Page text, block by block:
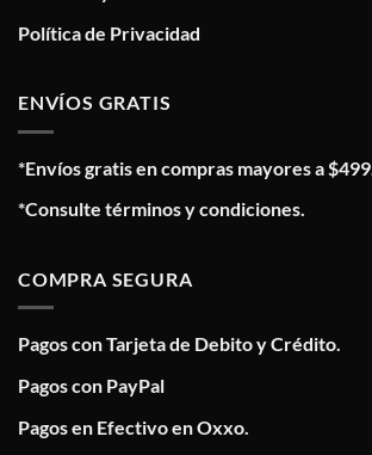
Política de Privacidad
ENVÍOS GRATIS
*Envíos gratis en compras mayores a $499.
*Consulte términos y condiciones.
COMPRA SEGURA
Pagos con Tarjeta de Debito y Crédito.
Pagos con PayPal
Pagos en Efectivo en Oxxo.